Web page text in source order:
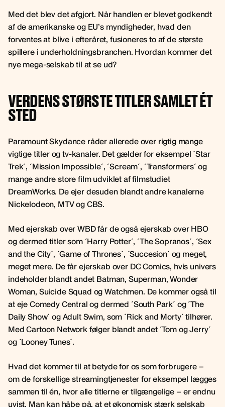
Med det blev det afgjort. Når handlen er blevet godkendt
af de amerikanske og EU’s myndigheder, hvad den
forventes at blive i efteråret, fusioneres to af de største
spillere i underholdningsbranchen. Hvordan kommer det
nye mega-selskab til at se ud?
VERDENS STØRSTE TITLER SAMLET ÉT
STED
Paramount Skydance råder allerede over rigtig mange
vigtige titler og tv-kanaler. Det gælder for eksempel ´Star
Trek´, ´Mission Impossible´, ´Scream´, ´Transformers´ og
mange andre store film udviklet af filmstudiet
DreamWorks. De ejer desuden blandt andre kanalerne
Nickelodeon, MTV og CBS.
Med ejerskab over WBD får de også ejerskab over HBO
og dermed titler som ´Harry Potter´, ´The Sopranos´, ´Sex
and the City´, ´Game of Thrones´, ´Succesion´ og meget,
meget mere. De får ejerskab over DC Comics, hvis univers
indeholder blandt andet Batman, Superman, Wonder
Woman, Suicide Squad og Watchmen. De kommer også til
at eje Comedy Central og dermed ´South Park´ og ´The
Daily Show´ og Adult Swim, som ´Rick and Morty´ tilhører.
Med Cartoon Network følger blandt andet ´Tom og Jerry´
og ´Looney Tunes´.
Hvad det kommer til at betyde for os som forbrugere –
om de forskellige streamingtjenester for eksempel lægges
sammen til én, hvor alle titlerne er tilgængelige – er endnu
uvist. Man kan håbe på, at et økonomisk stærk selskab